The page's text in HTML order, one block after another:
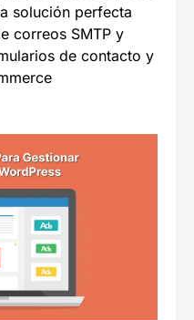
solución perfecta
correos SMTP y
de contacto y